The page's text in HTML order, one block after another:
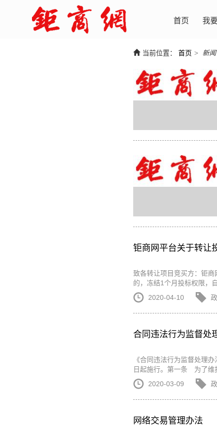
首页 我
当前位置： 首页 > 新
钜商网平台关于转让
致各转让项目竞买方：钜
的，冻结1个月投标权限，
2020-04-10
合同违法行为监督处
《合同违法行为监督处理
日起施行。第一条 为了维
2020-03-09
网络交易管理办法